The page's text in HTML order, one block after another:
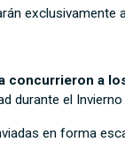
exclusivamente
concurrieron a
durante el
en forma